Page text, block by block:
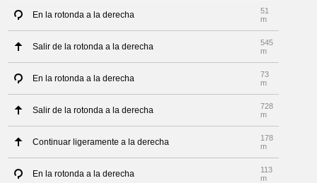
En la rotonda a la derecha
51
m
Salir de la rotonda a la derecha
545
m
En la rotonda a la derecha
73
m
Salir de la rotonda a la derecha
728
m
Continuar ligeramente a la derecha
178
m
En la rotonda a la derecha
113
m